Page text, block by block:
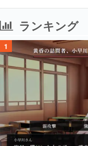
ランキング
1